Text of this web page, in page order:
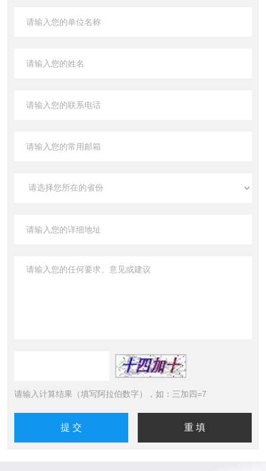
请输入计算结果（填写阿拉伯数字），如：三加四=7